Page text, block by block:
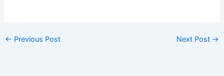
← Previous Post Next Post →